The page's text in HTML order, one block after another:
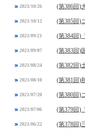
2021/10/26 (第386回)
2021/10/12 (第385回)
2021/09/21 (第384回)
2021/09/07 (第383回)
2021/08/24 (第382回)
2021/08/10 (第381回)
2021/07/20 (第380回)
2021/07/06 (第379回)
2021/06/22 (第378回)